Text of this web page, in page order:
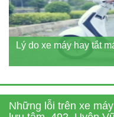
Lý do xe máy hay tắt
Những lỗi trên xe